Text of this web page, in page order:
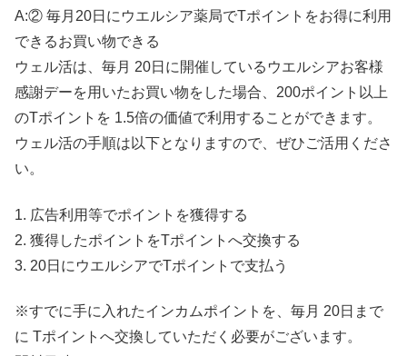
A:② 毎月20日にウエルシア薬局でTポイントをお得に利用
できるお買い物できる
ウェル活は、毎月 20日に開催しているウエルシアお客様
感謝デーを用いたお買い物をした場合、200ポイント以上
のTポイントを 1.5倍の価値で利用することができます。
ウェル活の手順は以下となりますので、ぜひご活用くださ
い。
1. 広告利用等でポイントを獲得する
2. 獲得したポイントをTポイントへ交換する
3. 20日にウエルシアでTポイントで支払う
※すでに手に入れたインカムポイントを、毎月 20日まで
に Tポイントへ交換していただく必要がございます。